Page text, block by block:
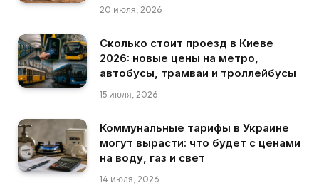
20 июля, 2026
Сколько стоит проезд в Киеве
2026: новые цены на метро,
автобусы, трамваи и троллейбусы
15 июля, 2026
Коммунальные тарифы в Украине
могут вырасти: что будет с ценами
на воду, газ и свет
14 июля, 2026